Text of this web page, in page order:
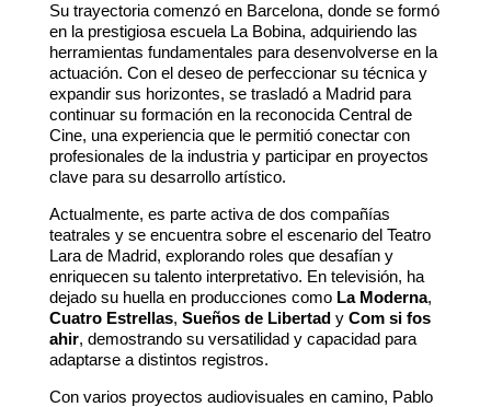
Su trayectoria comenzó en Barcelona, donde se formó
en la prestigiosa escuela La Bobina, adquiriendo las
herramientas fundamentales para desenvolverse en la
actuación. Con el deseo de perfeccionar su técnica y
expandir sus horizontes, se trasladó a Madrid para
continuar su formación en la reconocida Central de
Cine, una experiencia que le permitió conectar con
profesionales de la industria y participar en proyectos
clave para su desarrollo artístico.
Actualmente, es parte activa de dos compañías
teatrales y se encuentra sobre el escenario del Teatro
Lara de Madrid, explorando roles que desafían y
enriquecen su talento interpretativo. En televisión, ha
dejado su huella en producciones como La Moderna,
Cuatro Estrellas, Sueños de Libertady Com si fos
ahir, demostrando su versatilidad y capacidad para
adaptarse a distintos registros.
Con varios proyectos audiovisuales en camino, Pablo